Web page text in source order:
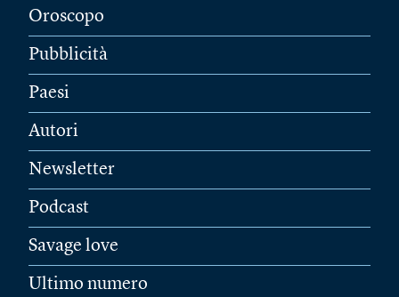
Oroscopo
Pubblicità
Paesi
Autori
Newsletter
Podcast
Savage love
Ultimo numero